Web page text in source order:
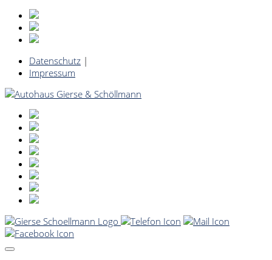
Datenschutz |
Impressum